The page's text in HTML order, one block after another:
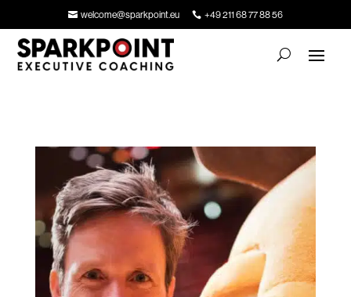
welcome@sparkpoint.eu +49 211 68 77 88 56